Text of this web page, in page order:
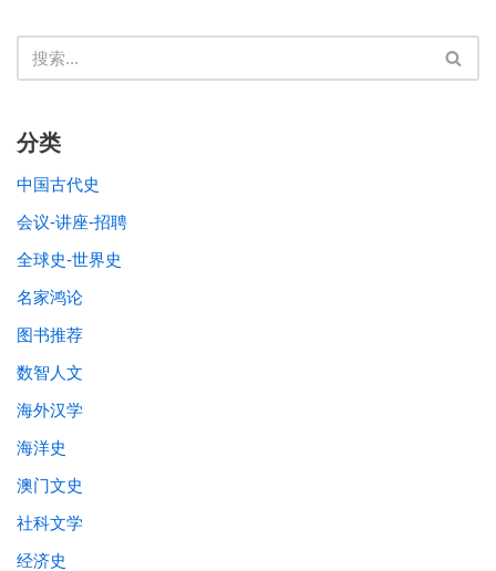
分类
中国古代史
会议-讲座-招聘
全球史-世界史
名家鸿论
图书推荐
数智人文
海外汉学
海洋史
澳门文史
社科文学
经济史